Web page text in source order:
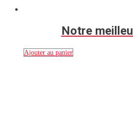
Notre
Ajouter au panier